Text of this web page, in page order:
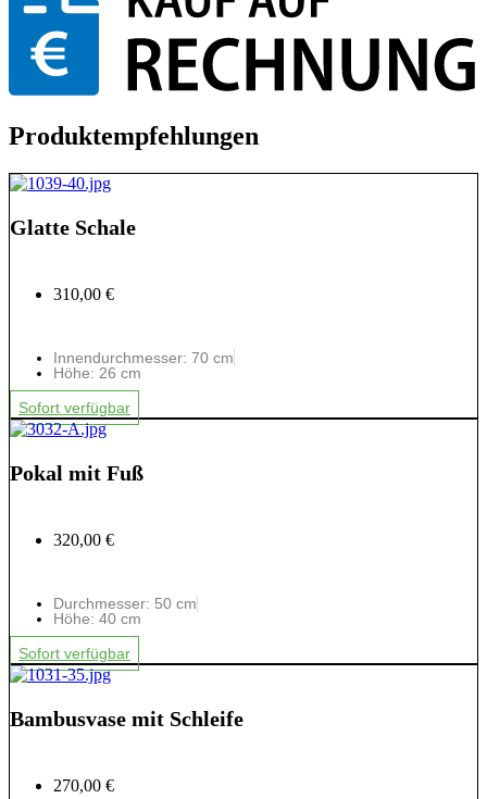
Produktempfehlungen
Glatte Schale
310,00 €
Innendurchmesser: 70 cm
Höhe: 26 cm
Sofort verfügbar
Pokal mit Fuß
320,00 €
Durchmesser: 50 cm
Höhe: 40 cm
Sofort verfügbar
Bambusvase mit Schleife
270,00 €